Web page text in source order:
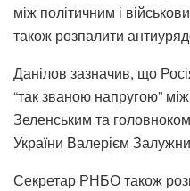
між політичним і
також розпалити
Данілов зазначив, що
“так званою напругою”
Зеленським та
України Валерієм
Секретар РНБО також